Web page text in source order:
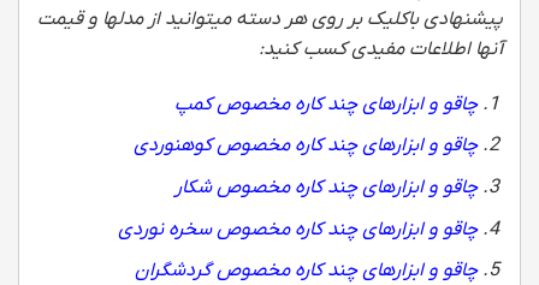
پیشنهادی باکلیک بر روی هر دسته میتوانید از مدلها و قیمت
آنها اطلاعات مفیدی کسب کنید:
چاقو و ابزارهای چند کاره مخصوص کمپ
چاقو و ابزارهای چند کاره مخصوص کوهنوردی
چاقو و ابزارهای چند کاره مخصوص شکار
چاقو و ابزارهای چند کاره مخصوص سخره نوردی
چاقو و ابزارهای چند کاره مخصوص گردشگران